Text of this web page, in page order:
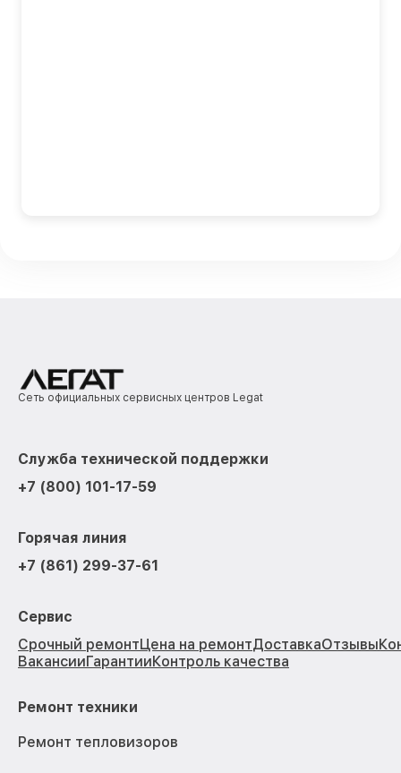
Сеть официальных сервисных центров Legat
Служба технической поддержки
+7 (800) 101-17-59
Горячая линия
+7 (861) 299-37-61
Сервис
Срочный ремонтЦена на ремонтДоставкаОтзывы
ВакансииГарантииКонтроль качества
Ремонт техники
Ремонт тепловизоров